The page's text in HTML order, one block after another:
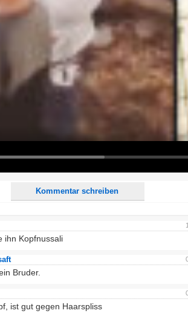
Kommentar schreiben
<strike> und <i> werden aus Deinem Kommentar entfernt.
Mail, wenn auf dieser Seite weitere Kommentare erscheinen.
ihn Kopfnussali
Bruder.
ist gut gegen Haarspliss